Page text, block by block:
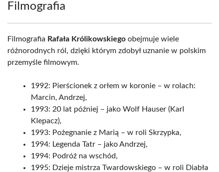
Filmografia
Filmografia Rafała Królikowskiego obejmuje wiele
różnorodnych ról, dzięki którym zdobył uznanie w polskim
przemyśle filmowym.
1992: Pierścionek z orłem w koronie – w rolach:
Marcin, Andrzej,
1993: 20 lat później – jako Wolf Hauser (Karl
Klepacz),
1993: Pożegnanie z Marią – w roli Skrzypka,
1994: Legenda Tatr – jako Andrzej,
1994: Podróż na wschód,
1995: Dzieje mistrza Twardowskiego – w roli Diabła